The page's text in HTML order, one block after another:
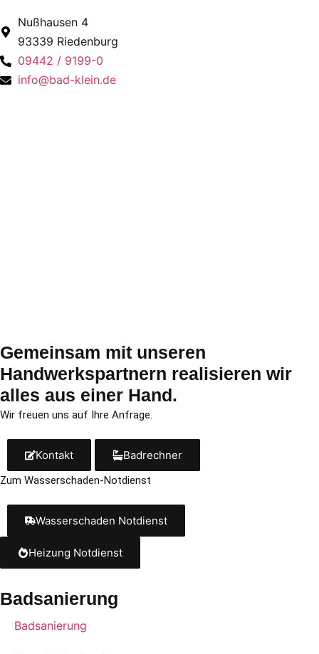
Nußhausen 4
93339 Riedenburg
09442 / 9199-0
info@bad-klein.de
Gemeinsam mit un­se­ren
Handwerkspartnern re­a­li­sie­ren wir
alles aus einer Hand.
Wir freu­en uns auf Ihre Anfrage.
Kontakt Badrechner
Zum Wasserschaden-Notdienst
Wasserschaden Notdienst
Heizung Notdienst
Badsanierung
Badsanierung